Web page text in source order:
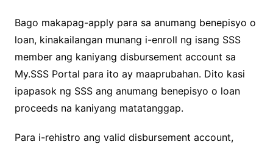
Bago makapag-apply para sa anumang benepisyo o
loan, kinakailangan munang i-enroll ng isang SSS
member ang kaniyang disbursement account sa
My.SSS Portal para ito ay maaprubahan. Dito kasi
ipapasok ng SSS ang anumang benepisyo o loan
proceeds na kaniyang matatanggap.
Para i-rehistro ang valid disbursement account,